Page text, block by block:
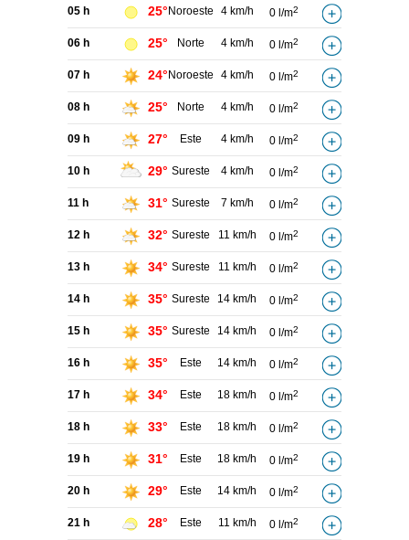
05 h 25° Noroeste 4 km/h 0 l/m2
06 h 25° Norte 4 km/h 0 l/m2
07 h 24° Noroeste 4 km/h 0 l/m2
08 h 25° Norte 4 km/h 0 l/m2
09 h 27° Este 4 km/h 0 l/m2
10 h 29° Sureste 4 km/h 0 l/m2
11 h 31° Sureste 7 km/h 0 l/m2
12 h 32° Sureste 11 km/h 0 l/m2
13 h 34° Sureste 11 km/h 0 l/m2
14 h 35° Sureste 14 km/h 0 l/m2
15 h 35° Sureste 14 km/h 0 l/m2
16 h 35° Este 14 km/h 0 l/m2
17 h 34° Este 18 km/h 0 l/m2
18 h 33° Este 18 km/h 0 l/m2
19 h 31° Este 18 km/h 0 l/m2
20 h 29° Este 14 km/h 0 l/m2
21 h 28° Este 11 km/h 0 l/m2